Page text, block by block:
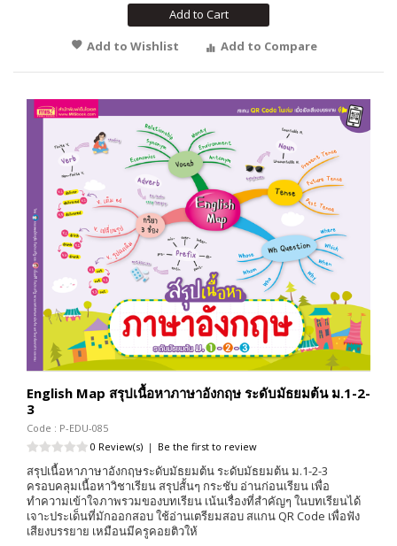
Add to Cart
Add to Wishlist
Add to Compare
English Map สรุปเนื้อหาภาษาอังกฤษ ระดับมัธยมต้น ม.1-2-
3
Code : P-EDU-085
0 Review(s) | Be the first to review
สรุปเนื้อหาภาษาอังกฤษระดับมัธยมต้น ระดับมัธยมต้น ม.1-2-3
ครอบคลุมเนื้อหาวิชาเรียน สรุปสั้นๆ กระชับ อ่านก่อนเรียน เพื่อ
ทำความเข้าใจภาพรวมของบทเรียน เน้นเรื่องที่สำคัญๆ ในบทเรียนได้
เจาะประเด็นที่มักออกสอบ ใช้อ่านเตรียมสอบ สแกน QR Code เพื่อฟัง
เสียงบรรยาย เหมือนมีครูคอยติวให้